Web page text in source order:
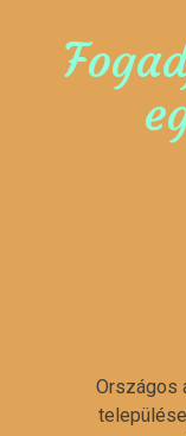
Országos